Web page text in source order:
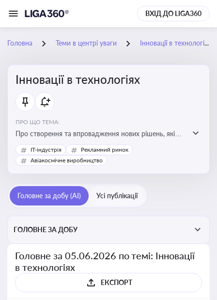
ВХІД ДО LIGA360
Головна Теми в центрі уваги Інновації в технологіях
Інновації в технологіях
ПРО ЩО ТЕМА:
Про створення та впровадження нових рішень, які
покращують ефективність, функціональність або
можливості технологічних продуктів і процесів.
IT-індустрія
Рекламний ринок
Авіакосмічне виробництво
Головне за добу (AI) Усі публікації
ГОЛОВНЕ ЗА ДОБУ
Головне за 05.06.2026 по темі: Інновації
в технологіях
ЕКСПОРТ